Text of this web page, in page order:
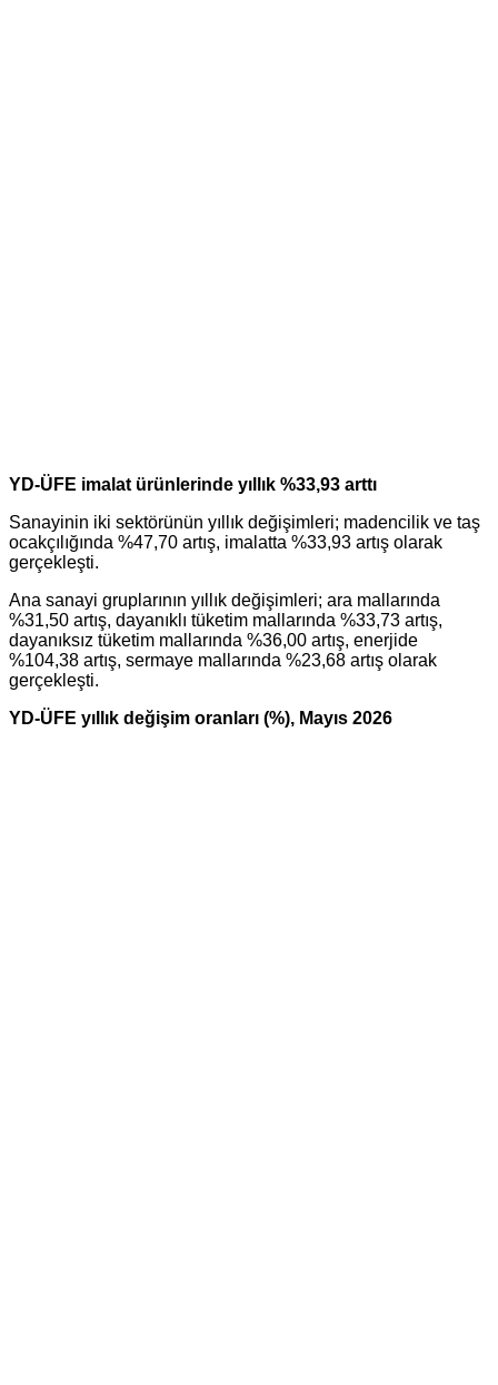
YD-ÜFE imalat ürünlerinde yıllık %33,93 arttı
Sanayinin iki sektörünün yıllık değişimleri; madencilik ve taş
ocakçılığında %47,70 artış, imalatta %33,93 artış olarak
gerçekleşti.
Ana sanayi gruplarının yıllık değişimleri; ara mallarında
%31,50 artış, dayanıklı tüketim mallarında %33,73 artış,
dayanıksız tüketim mallarında %36,00 artış, enerjide
%104,38 artış, sermaye mallarında %23,68 artış olarak
gerçekleşti.
YD-ÜFE yıllık değişim oranları (%), Mayıs 2026